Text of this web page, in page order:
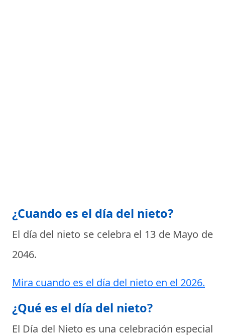
¿Cuando es el día del nieto?
El día del nieto se celebra el 13 de Mayo de
2046.
Mira cuando es el día del nieto en el 2026.
¿Qué es el día del nieto?
El Día del Nieto es una celebración especial